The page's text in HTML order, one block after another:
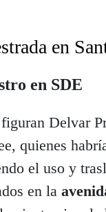
en
en SDE
Delvar
quienes
el uso y
en la